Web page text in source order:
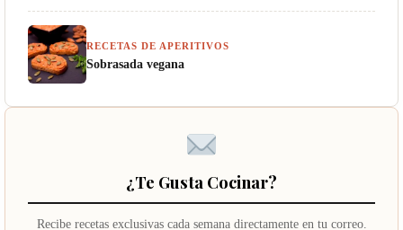
RECETAS DE APERITIVOS
Sobrasada vegana
¿Te Gusta Cocinar?
Recibe recetas exclusivas cada semana directamente en tu correo.